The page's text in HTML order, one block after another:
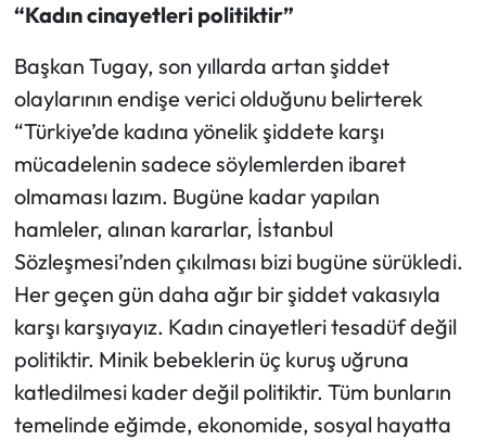
“Kadın cinayetleri politiktir”
Başkan Tugay, son yıllarda artan şiddet
olaylarının endişe verici olduğunu belirterek
“Türkiye’de kadına yönelik şiddete karşı
mücadelenin sadece söylemlerden ibaret
olmaması lazım. Bugüne kadar yapılan
hamleler, alınan kararlar, İstanbul
Sözleşmesi’nden çıkılması bizi bugüne sürükledi.
Her geçen gün daha ağır bir şiddet vakasıyla
karşı karşıyayız. Kadın cinayetleri tesadüf değil
politiktir. Minik bebeklerin üç kuruş uğruna
katledilmesi kader değil politiktir. Tüm bunların
temelinde eğimde, ekonomide, sosyal hayatta